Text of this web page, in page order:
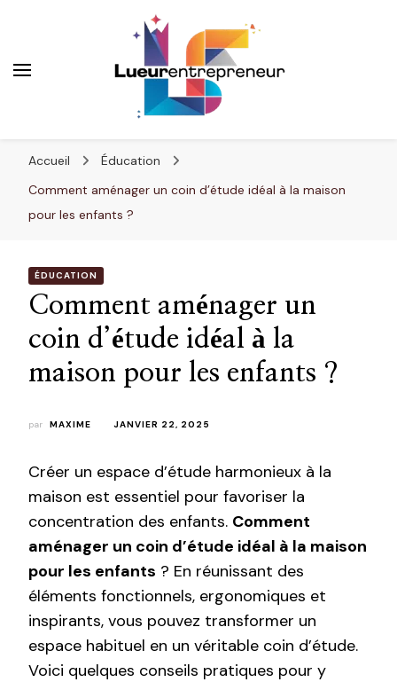
Accueil
Éducation
Comment aménager un coin d’étude idéal à la maison
pour les enfants ?
ÉDUCATION
Comment aménager un
coin d’étude idéal à la
maison pour les enfants ?
par MAXIME JANVIER 22, 2025
Créer un espace d’étude harmonieux à la
maison est essentiel pour favoriser la
concentration des enfants. Comment
aménager un coin d’étude idéal à la maison
pour les enfants ? En réunissant des
éléments fonctionnels, ergonomiques et
inspirants, vous pouvez transformer un
espace habituel en un véritable coin d’étude.
Voici quelques conseils pratiques pour y